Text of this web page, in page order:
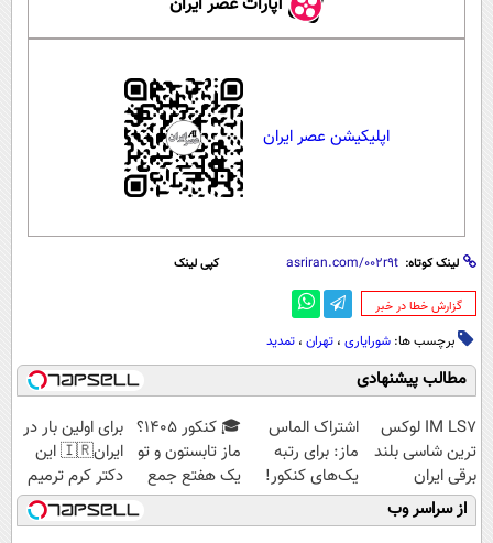
اپلیکیشن عصر ایران
لینک کوتاه: کپی لینک
‌گزارش خطا در خبر
برچسب ها: شورایاری ، تهران ، تمدید
مطالب پیشنهادی
IM LS7 لوکس
ترین شاسی بلند
برقی ایران
اشتراک الماس
ماز: برای رتبه
یک‌های کنکور!
🎓 کنکور ۱۴۰5؟
ماز تابستون و تو
یک هفتع جمع
میکنه 🏆
برای اولین بار در
ایران🇮🇷 این
دکتر کرم ترمیم
کننده 23 روزه
ساخت!
از سراسر وب